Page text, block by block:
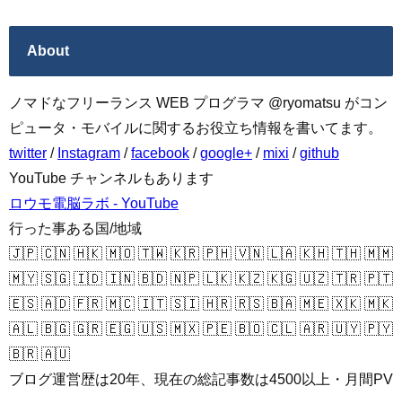
About
ノマドなフリーランス WEB プログラマ @ryomatsu がコン
ピュータ・モバイルに関するお役立ち情報を書いてます。
twitter / Instagram /facebook /google+ / mixi /github
YouTube チャンネルもあります
ロウモ電脳ラボ - YouTube
行った事ある国/地域
🇯🇵 🇨🇳 🇭🇰 🇲🇴 🇹🇼 🇰🇷 🇵🇭 🇻🇳 🇱🇦 🇰🇭 🇹🇭 🇲🇲
🇲🇾 🇸🇬 🇮🇩 🇮🇳 🇧🇩 🇳🇵 🇱🇰 🇰🇿 🇰🇬 🇺🇿 🇹🇷 🇵🇹
🇪🇸 🇦🇩 🇫🇷 🇲🇨 🇮🇹 🇸🇮 🇭🇷 🇷🇸 🇧🇦 🇲🇪 🇽🇰 🇲🇰
🇦🇱 🇧🇬 🇬🇷 🇪🇬 🇺🇸 🇲🇽 🇵🇪 🇧🇴 🇨🇱 🇦🇷 🇺🇾 🇵🇾
🇧🇷 🇦🇺
ブログ運営歴は20年、現在の総記事数は4500以上・月間PV